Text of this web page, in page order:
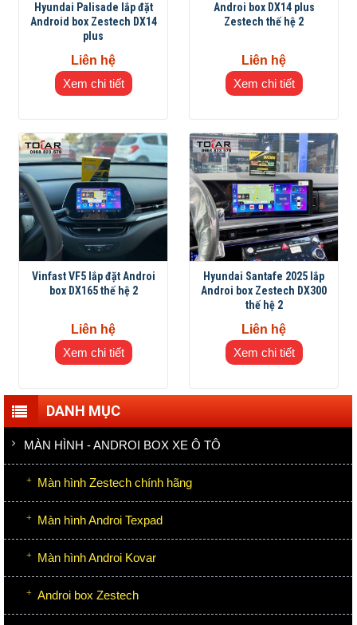
Hyundai Palisade lắp đặt
Android box Zestech DX14
plus
Liên hệ
Xem chi tiết
Androi box DX14 plus
Zestech thế hệ 2
Liên hệ
Xem chi tiết
Vinfast VF5 lắp đặt Androi
box DX165 thế hệ 2
Liên hệ
Xem chi tiết
Hyundai Santafe 2025 lắp
Androi box Zestech DX300
thế hệ 2
Liên hệ
Xem chi tiết
DANH MỤC
MÀN HÌNH - ANDROI BOX XE Ô TÔ
Màn hình Zestech chính hãng
Màn hình Androi Texpad
Màn hình Androi Kovar
Androi box Zestech